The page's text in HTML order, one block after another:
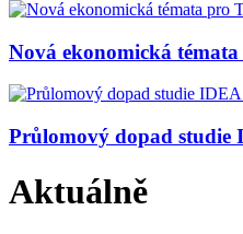
Nová ekonomická
Průlomový dopad
Aktuálně